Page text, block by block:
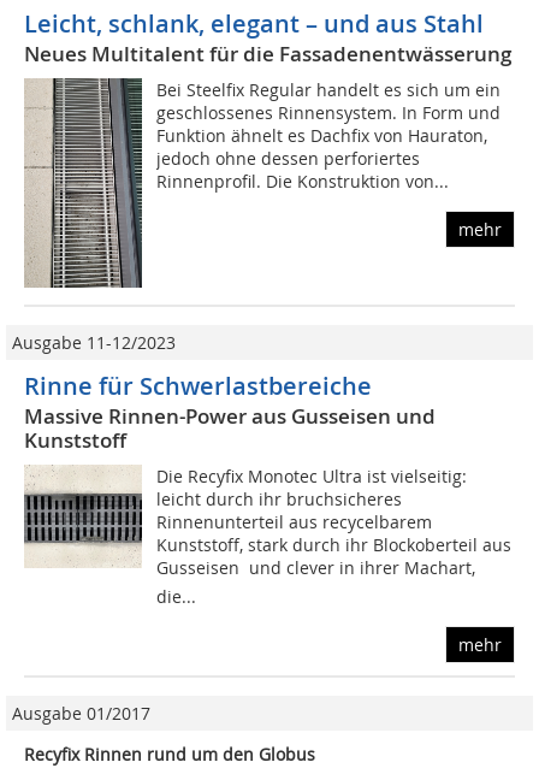
Leicht, schlank, elegant – und aus Stahl
Neues Multitalent für die Fassadenentwässerung
Bei Steelfix Regular handelt es sich um ein
geschlossenes Rinnensystem. In Form und
Funktion ähnelt es Dachfix von Hauraton,
jedoch ohne dessen perforiertes
Rinnenprofil. Die Konstruktion von...
mehr
Ausgabe 11-12/2023
Rinne für Schwerlastbereiche
Massive Rinnen-Power aus Gusseisen und
Kunststoff
Die Recyfix Monotec Ultra ist vielseitig:
leicht durch ihr bruchsicheres
Rinnenunterteil aus recycelbarem
Kunststoff, stark durch ihr Blockoberteil aus
Gusseisen  und clever in ihrer Machart,
die...
mehr
Ausgabe 01/2017
Recyfix Rinnen rund um den Globus